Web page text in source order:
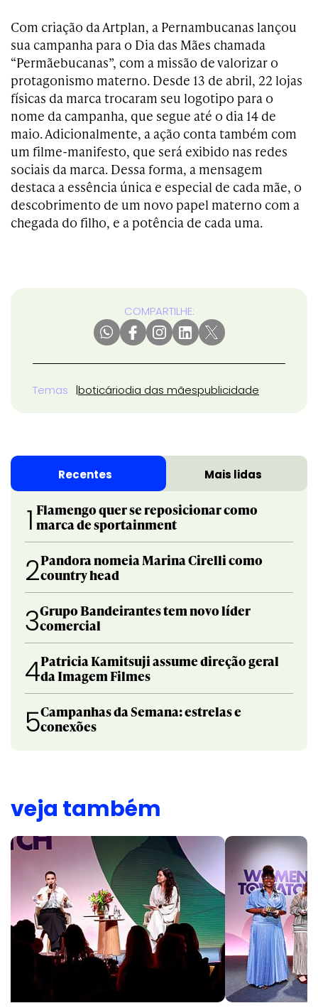
Com criação da Artplan, a Pernambucanas lançou
sua campanha para o Dia das Mães chamada
“Permãebucanas”, com a missão de valorizar o
protagonismo materno. Desde 13 de abril, 22 lojas
físicas da marca trocaram seu logotipo para o
nome da campanha, que segue até o dia 14 de
maio. Adicionalmente, a ação conta também com
um filme-manifesto, que será exibido nas redes
sociais da marca. Dessa forma, a mensagem
destaca a essência única e especial de cada mãe, o
descobrimento de um novo papel materno com a
chegada do filho, e a potência de cada uma.
COMPARTILHE:
Temas boticáriodia das mãespublicidade
Recentes Mais lidas
1 Flamengo quer se reposicionar como
marca de sportainment
2Pandora nomeia Marina Cirelli como
country head
3Grupo Bandeirantes tem novo líder
comercial
4Patricia Kamitsuji assume direção geral
da Imagem Filmes
5Campanhas da Semana: estrelas e
conexões
veja também